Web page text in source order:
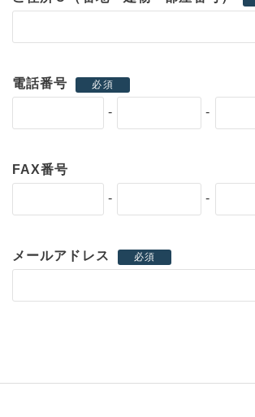
電話番号 必須
- -
FAX番号
- -
メールアドレス 必須